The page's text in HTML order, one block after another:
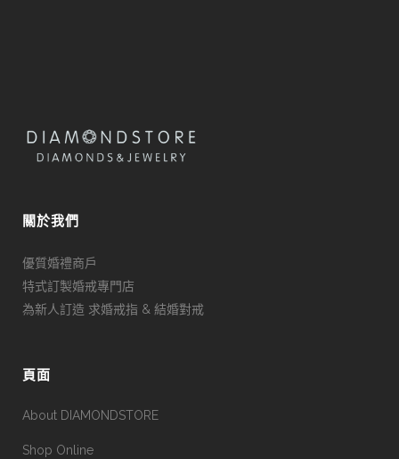
關於我們
優質婚禮商戶
特式訂製婚戒專門店
為新人訂造 求婚戒指 & 結婚對戒
頁面
About DIAMONDSTORE
Shop Online